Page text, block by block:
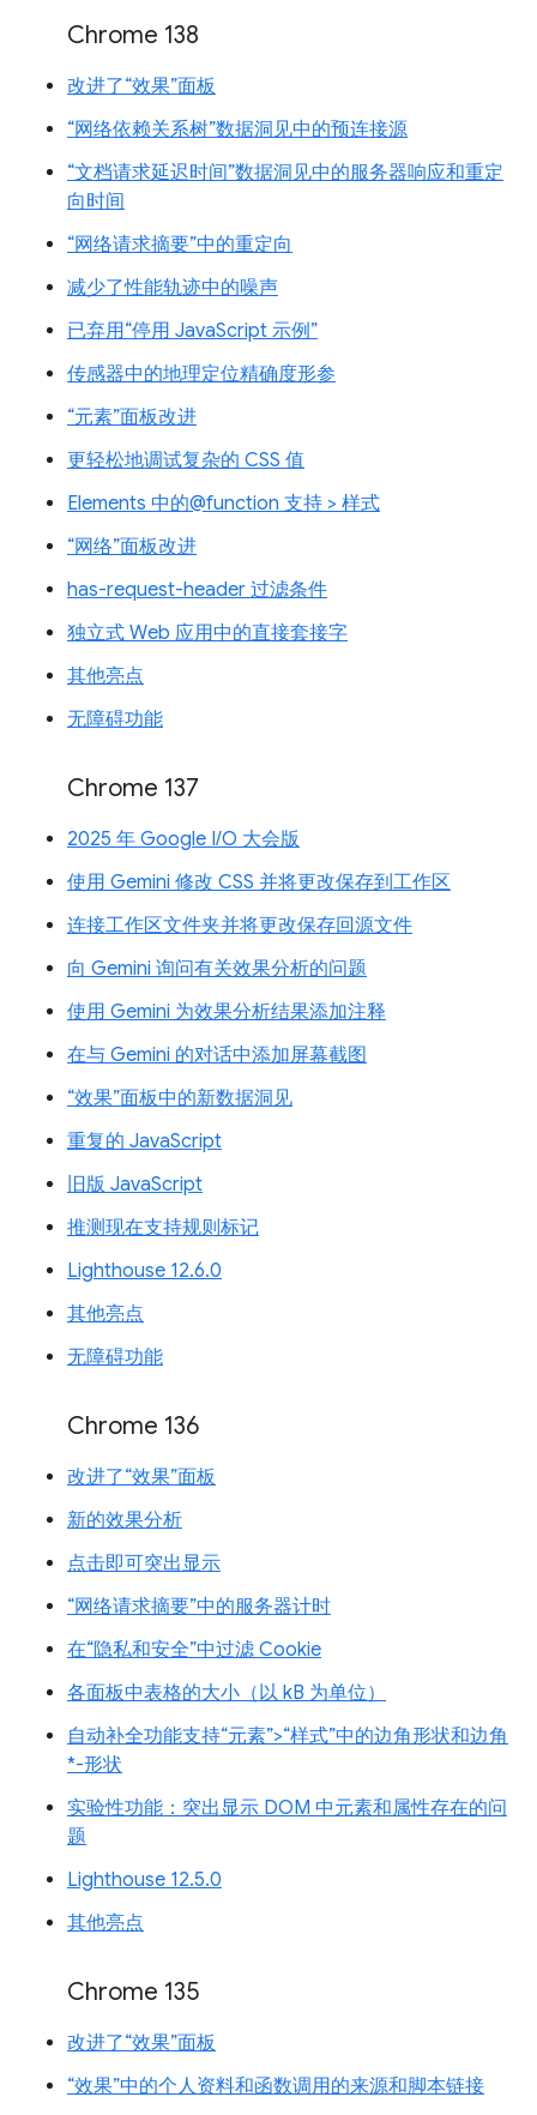
Chrome 138
改进了“效果”面板
“网络依赖关系树”数据洞见中的预连接源
“文档请求延迟时间”数据洞见中的服务器响应和重定
向时间
“网络请求摘要”中的重定向
减少了性能轨迹中的噪声
已弃用“停用 JavaScript 示例”
传感器中的地理定位精确度形参
“元素”面板改进
更轻松地调试复杂的 CSS 值
Elements 中的@function 支持 > 样式
“网络”面板改进
has-request-header 过滤条件
独立式 Web 应用中的直接套接字
其他亮点
无障碍功能
Chrome 137
2025 年 Google I/O 大会版
使用 Gemini 修改 CSS 并将更改保存到工作区
连接工作区文件夹并将更改保存回源文件
向 Gemini 询问有关效果分析的问题
使用 Gemini 为效果分析结果添加注释
在与 Gemini 的对话中添加屏幕截图
“效果”面板中的新数据洞见
重复的 JavaScript
旧版 JavaScript
推测现在支持规则标记
Lighthouse 12.6.0
其他亮点
无障碍功能
Chrome 136
改进了“效果”面板
新的效果分析
点击即可突出显示
“网络请求摘要”中的服务器计时
在“隐私和安全”中过滤 Cookie
各面板中表格的大小（以 kB 为单位）
自动补全功能支持“元素”>“样式”中的边角形状和边角
*-形状
实验性功能：突出显示 DOM 中元素和属性存在的问
题
Lighthouse 12.5.0
其他亮点
Chrome 135
改进了“效果”面板
“效果”中的个人资料和函数调用的来源和脚本链接